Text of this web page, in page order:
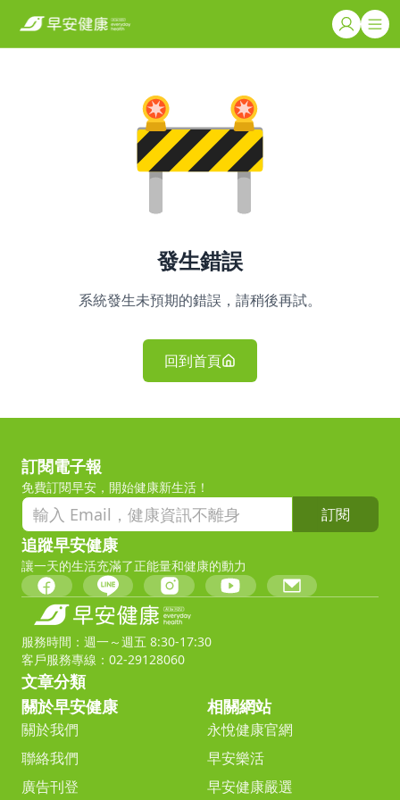
發生錯誤
系統發生未預期的錯誤，請稍後再試。
回到首頁
訂閱電子報
免費訂閱早安，開始健康新生活！
訂閱
追蹤早安健康
讓一天的生活充滿了正能量和健康的動力
服務時間：週一～週五 8:30-17:30
客戶服務專線：02-29128060
文章分類
關於早安健康
關於我們
聯絡我們
廣告刊登
相關網站
永悅健康官網
早安樂活
早安健康嚴選